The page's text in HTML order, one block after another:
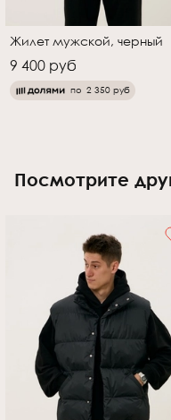
Жилет мужской, черный
9 400 руб
по 2 350 руб
Посмотрите